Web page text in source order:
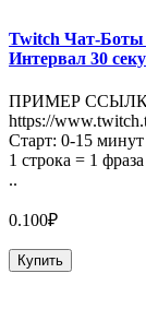
Twitch Чат-Боты
Интервал 30
ПРИМЕР
https://
Старт: 0-15 минут
1 строка = 1
..
0.100₽
Купить